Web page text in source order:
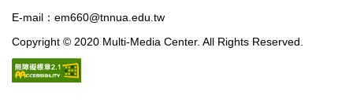
E-mail：em660@tnnua.edu.tw
Copyright © 2020 Multi-Media Center. All Rights Reserved.